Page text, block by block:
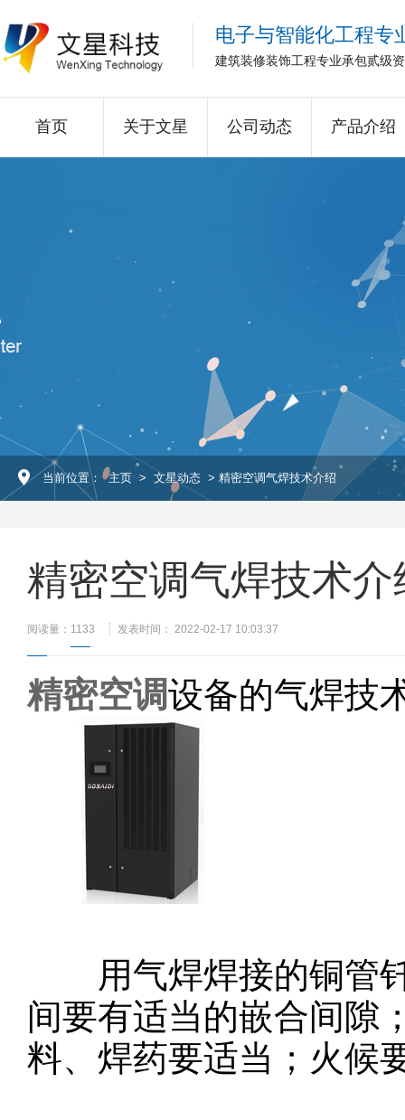
电子与智能化工程专
建筑装修装饰工程专业承包贰级
首页 关于文星 公司动态 产品介绍
当前位置： 主页 > 文星动态 > 精密空调气焊技术介绍
精密空调气焊技术介
阅读量： 1133 发表时间： 2022-02-17 10:03:37
精密空调设备的气焊技
用气焊焊接的铜管钎
间要有适当的嵌合间隙
料、焊药要适当；火候